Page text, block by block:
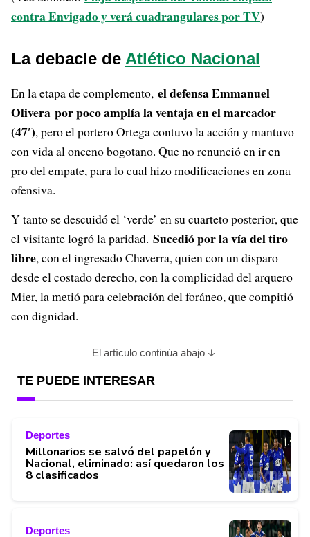
contra Envigado y verá cuadrangulares por TV)
La debacle de Atlético Nacional
En la etapa de complemento, el defensa Emmanuel
Olivera por poco amplía la ventaja en el marcador
(47′), pero el portero Ortega contuvo la acción y mantuvo
con vida al onceno bogotano. Que no renunció en ir en
pro del empate, para lo cual hizo modificaciones en zona
ofensiva.
Y tanto se descuidó el ‘verde’ en su cuarteto posterior, que
el visitante logró la paridad. Sucedió por la vía del tiro
libre, con el ingresado Chaverra, quien con un disparo
desde el costado derecho, con la complicidad del arquero
Mier, la metió para celebración del foráneo, que compitió
con dignidad.
El artículo continúa abajo
TE PUEDE INTERESAR
Deportes
Millonarios se salvó del papelón y
Nacional, eliminado: así quedaron los
8 clasificados
Deportes